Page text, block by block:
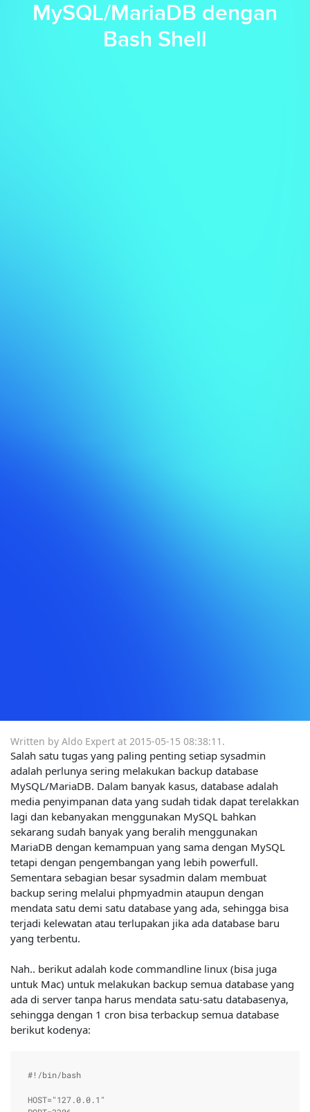
MySQL/MariaDB dengan
Bash Shell
Written by Aldo Expert at 2015-05-15 08:38:11 .
Salah satu tugas yang paling penting setiap sysadmin
adalah perlunya sering melakukan backup database
MySQL/MariaDB. Dalam banyak kasus, database adalah
media penyimpanan data yang sudah tidak dapat terelakkan
lagi dan kebanyakan menggunakan MySQL bahkan
sekarang sudah banyak yang beralih menggunakan
MariaDB dengan kemampuan yang sama dengan MySQL
tetapi dengan pengembangan yang lebih powerfull.
Sementara sebagian besar sysadmin dalam membuat
backup sering melalui phpmyadmin ataupun dengan
mendata satu demi satu database yang ada, sehingga bisa
terjadi kelewatan atau terlupakan jika ada database baru
yang terbentu.
Nah.. berikut adalah kode commandline linux (bisa juga
untuk Mac) untuk melakukan backup semua database yang
ada di server tanpa harus mendata satu-satu databasenya,
sehingga dengan 1 cron bisa terbackup semua database
berikut kodenya:
#!/bin/bash
HOST="127.0.0.1"